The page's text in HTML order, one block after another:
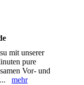
mit unserer
pure
Vor- und
mehr